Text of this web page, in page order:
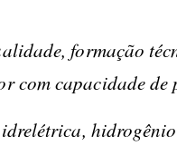
formação
com capacidade de